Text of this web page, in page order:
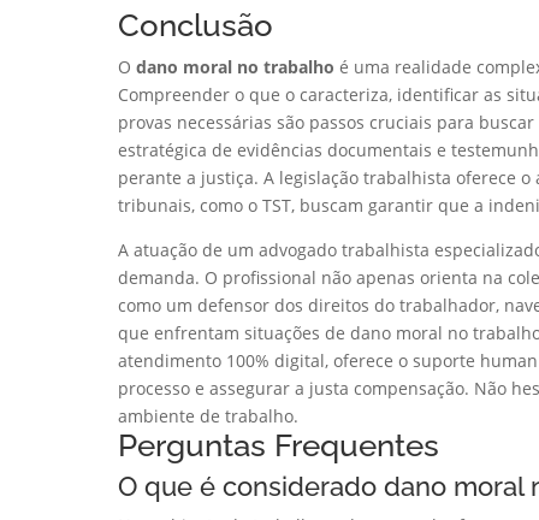
Conclusão
O dano moral no trabalho é uma realidade
Compreender o que o caracteriza, identificar as
provas necessárias são passos cruciais para
estratégica de evidências documentais e
perante a justiça. A legislação trabalhista oferece
tribunais, como o TST, buscam garantir que a
A atuação de um advogado trabalhista
demanda. O profissional não apenas orienta na
como um defensor dos direitos do trabalhador,
que enfrentam situações de dano moral no
atendimento 100% digital, oferece o suporte
processo e assegurar a justa compensação. Não
ambiente de trabalho.
Perguntas Frequentes
O que é considerado dano moral